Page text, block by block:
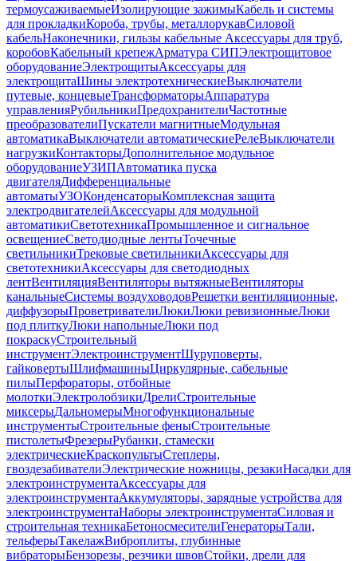
термоусаживаемыеИзолирующие зажимыКабель и системы
для прокладкиКороба, трубы, металлорукавСиловой
кабельНаконечники, гильзы кабельные Аксессуары для труб,
коробовКабельный крепежАрматура СИПЭлектрощитовое
оборудованиеЭлектрощитыАксессуары для
электрощитаШины электротехническиеВыключатели
путевые, концевыеТрансформаторыАппаратура
управленияРубильникиПредохранителиЧастотные
преобразователиПускатели магнитныеМодульная
автоматикаВыключатели автоматическиеРелеВыключатели
нагрузкиКонтакторыДополнительное модульное
оборудованиеУЗИПАвтоматика пуска
двигателяДифференциальные
автоматыУЗОКонденсаторыКомплексная защита
электродвигателейАксессуары для модульной
автоматикиСветотехникаПромышленное и сигнальное
освещениеСветодиодные лентыТочечные
светильникиТрековые светильникиАксессуары для
светотехникиАксессуары для светодиодных
лентВентиляцияВентиляторы вытяжныеВентиляторы
канальныеСистемы воздуховодовРешетки вентиляционные,
диффузорыПроветривателиЛюкиЛюки ревизионныеЛюки
под плиткуЛюки напольныеЛюки под
покраскуСтроительный
инструментЭлектроинструментШуруповерты,
гайковертыШлифмашиныЦиркулярные, сабельные
пилыПерфораторы, отбойные
молоткиЭлектролобзикиДрелиСтроительные
миксерыДальномерыМногофункциональные
инструментыСтроительные феныСтроительные
пистолетыФрезерыРубанки, стамески
электрическиеКраскопультыСтеплеры,
гвоздезабивателиЭлектрические ножницы, резакиНасадки для
электроинструментаАксессуары для
электроинструментаАккумуляторы, зарядные устройства для
электроинструментаНаборы электроинструментаСиловая и
строительная техникаБетоносмесителиГенераторыТали,
тельферыТакелажВиброплиты, глубинные
вибраторыБензорезы, резчики швовСтойки, дрели для